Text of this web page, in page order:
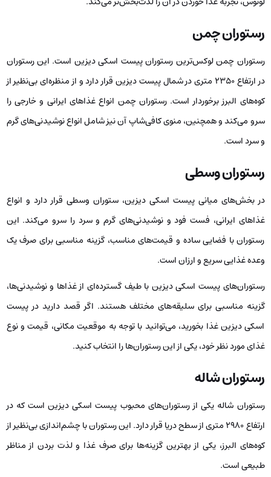
رستوران چمن
رستوران چمن لوکس‌ترین رستوران پیست اسکی دیزین است. این رستوران
در ارتفاع ۲۳۵۰ متری در شمال پیست دیزین قرار دارد و از منظره‌ای بی‌نظیر از
کوه‌های البرز برخوردار است. رستوران چمن انواع غذاهای ایرانی و خارجی را
سرو می‌کند و همچنین، منوی کافی‌شاپ آن نیز شامل انواع نوشیدنی‌های گرم
و سرد است.
رستوران وسطی
در بخش‌های میانی پیست اسکی دیزین، ستوران وسطی قرار دارد و انواع
غذاهای ایرانی، فست فود و نوشیدنی‌های گرم و سرد را سرو می‌کند. این
رستوران با فضایی ساده و قیمت‌های مناسب، گزینه مناسبی برای صرف یک
وعده غذایی سریع و ارزان است.
رستوران‌های پیست اسکی دیزین با طیف گسترده‌ای از غذاها و نوشیدنی‌ها،
گزینه مناسبی برای سلیقه‌های مختلف هستند. اگر قصد دارید در پیست
اسکی دیزین غذا بخورید، می‌توانید با توجه به موقعیت مکانی، قیمت و نوع
غذای مورد نظر خود، یکی از این رستوران‌ها را انتخاب کنید.
رستوران شاله
رستوران شاله یکی از رستوران‌های محبوب پیست اسکی دیزین است که در
ارتفاع ۲۹۸۰ متری از سطح دریا قرار دارد. این رستوران با چشم‌اندازی بی‌نظیر از
کوه‌های البرز، یکی از بهترین گزینه‌ها برای صرف غذا و لذت بردن از مناظر
طبیعی است.